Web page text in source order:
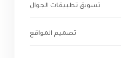
تسويق تطبيقات الجوال
تصميم المواقع